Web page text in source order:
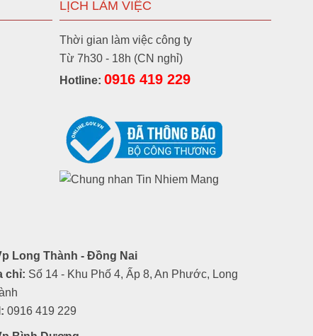
LỊCH LÀM VIỆC
Thời gian làm việc công ty
Từ 7h30 - 18h (CN nghỉ)
Hotline: 0916 419 229
Long Thành - Đồng Nai
chỉ: Số 14 - Khu Phố 4, Ấp 8, An Phước, Long
0916 419 229